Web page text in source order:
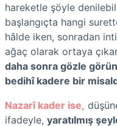
hareketle şöyle
başlangıçta hangi
hâlde iken, sonradan
ağaç olarak ortaya
daha sonra gözle
bedihî kadere bir
Nazarî kader ise,
ifadeyle, yaratılmış